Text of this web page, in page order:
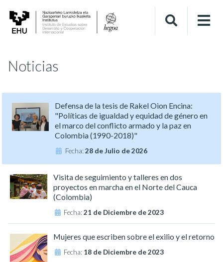
Noticias
Defensa de la tesis de Rakel Oion Encina:
"Políticas de igualdad y equidad de género en
el marco del conflicto armado y la paz en
Colombia (1990-2018)"
Fecha:28 de Julio de 2026
Visita de seguimiento y talleres en dos
proyectos en marcha en el Norte del Cauca
(Colombia)
Fecha:21 de Diciembre de 2023
Mujeres que escriben sobre el exilio y el retorno
Fecha: 18 de Diciembre de 2023